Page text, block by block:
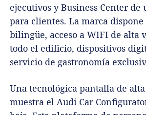
ejecutivos y Business Center de
para clientes. La marca
bilingüe, acceso a WIFI de alta
todo el edificio, dispositivos
servicio de gastronomía
Una tecnológica pantalla de
muestra el Audi Car